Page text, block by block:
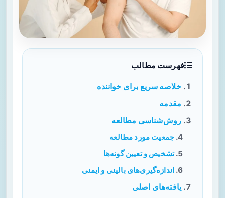
فهرست مطالب
خلاصه سریع برای خواننده
مقدمه
روش‌شناسی مطالعه
جمعیت مورد مطالعه
تشخیص و تعیین گونه‌ها
اندازه‌گیری‌های بالینی و ایمنی
یافته‌های اصلی